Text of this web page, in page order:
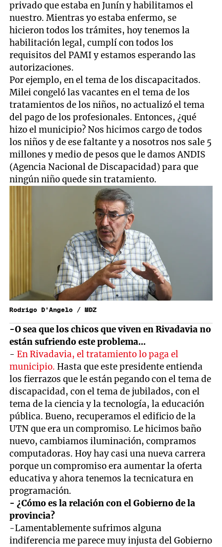
privado que estaba en Junín y habilitamos el
nuestro. Mientras yo estaba enfermo, se
hicieron todos los trámites, hoy tenemos la
habilitación legal, cumplí con todos los
requisitos del PAMI y estamos esperando las
autorizaciones.
Por ejemplo, en el tema de los discapacitados.
Milei congeló las vacantes en el tema de los
tratamientos de los niños, no actualizó el tema
del pago de los profesionales. Entonces, ¿qué
hizo el municipio? Nos hicimos cargo de todos
los niños y de ese faltante y a nosotros nos sale 5
millones y medio de pesos que le damos ANDIS
(Agencia Nacional de Discapacidad) para que
ningún niño quede sin tratamiento.
Rodrigo D'Angelo / MDZ
-O sea que los chicos que viven en Rivadavia no
están sufriendo este problema...
- En Rivadavia, el tratamiento lo paga el
municipio.Hasta que este presidente entienda
los fierrazos que le están pegando con el tema de
discapacidad, con el tema de jubilados, con el
tema de la ciencia y la tecnología, la educación
pública. Bueno, recuperamos el edificio de la
UTN que era un compromiso. Le hicimos baño
nuevo, cambiamos iluminación, compramos
computadoras. Hoy hay casi una nueva carrera
porque un compromiso era aumentar la oferta
educativa y ahora tenemos la tecnicatura en
programación.
- ¿Cómo es la relación con el Gobierno de la
provincia?
-Lamentablemente sufrimos alguna
indiferencia me parece muy injusta del Gobierno